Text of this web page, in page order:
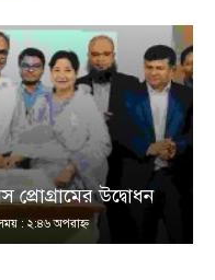
উদ্বোধন
: ২:৪৬ অপরাহ্ণ